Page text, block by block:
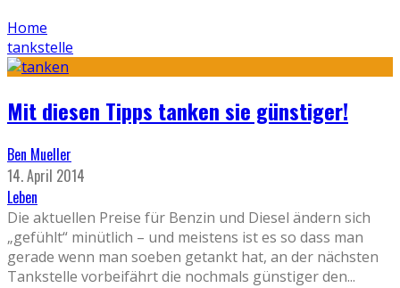
Home
tankstelle
Mit diesen Tipps tanken sie günstiger!
Ben Mueller
14. April 2014
Leben
Die aktuellen Preise für Benzin und Diesel ändern sich
„gefühlt“ minütlich – und meistens ist es so dass man
gerade wenn man soeben getankt hat, an der nächsten
Tankstelle vorbeifährt die nochmals günstiger den...